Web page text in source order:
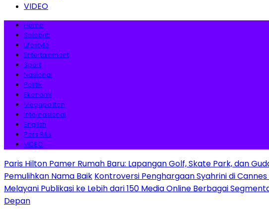
VIDEO
Home
Selebriti
Lifestyle
Entertainment
Sport
Nasional
Politik
Ekonomi
Megapolitan
Internasional
English
Pers Rilis
VIDEO
Paris Hilton Pamer Rumah Baru: Lapangan Golf, Skate Park, dan
Pemulihkan Nama Baik Kontroversi Penghargaan Syahrini di
Melayani Publikasi ke Lebih dari 150 Media Online Berbagai
Depan